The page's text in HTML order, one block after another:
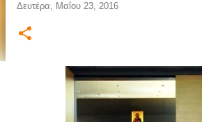
Δευτέρα, Μαΐου 23, 2016